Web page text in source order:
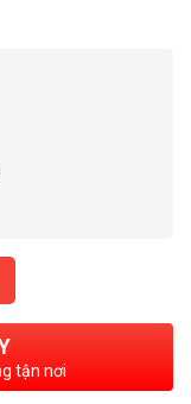
38.5mm -
tận nơi